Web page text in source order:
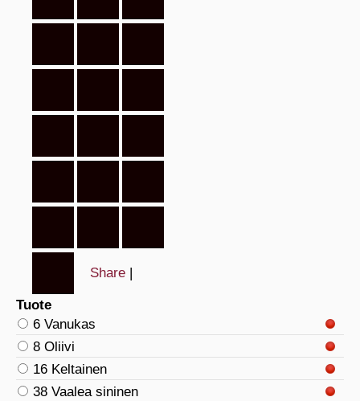
Share |
Tuote
6 Vanukas
8 Oliivi
16 Keltainen
38 Vaalea sininen